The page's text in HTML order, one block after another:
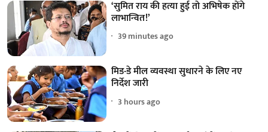
‘सुमित राय की हत्या हुई तो अभिषेक होंगे
लाभान्वित!’
39 minutes ago
मिड-डे मील व्यवस्था सुधारने के लिए नए
निर्देश जारी
3 hours ago